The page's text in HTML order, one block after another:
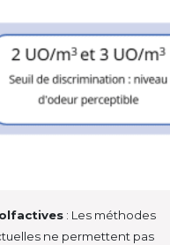
: Les méthodes
ne permettent pas